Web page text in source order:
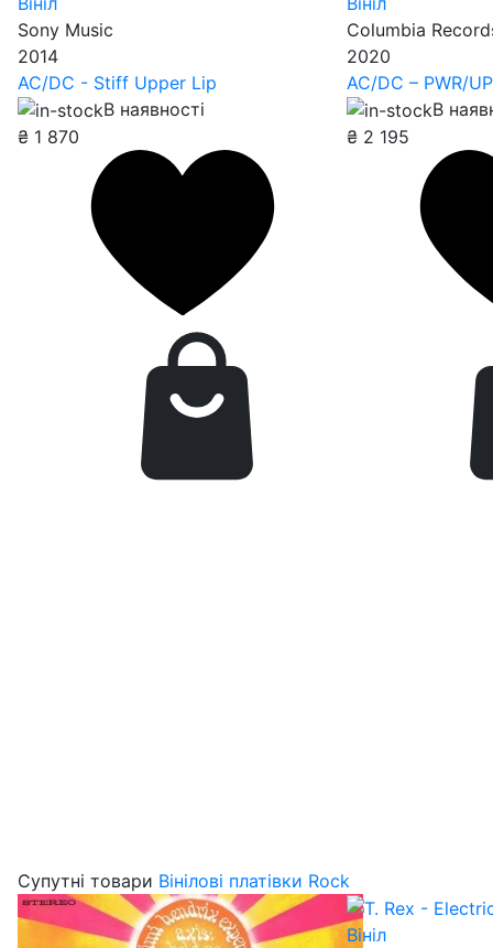
Sony Music
2014
AC/DC - Stiff Upper Lip
В наявності
₴ 1 870
Columbia
2020
AC/DC – PWR/UP
В
₴ 2 195
Супутні товари Вінілові платівки Rock
Вініл